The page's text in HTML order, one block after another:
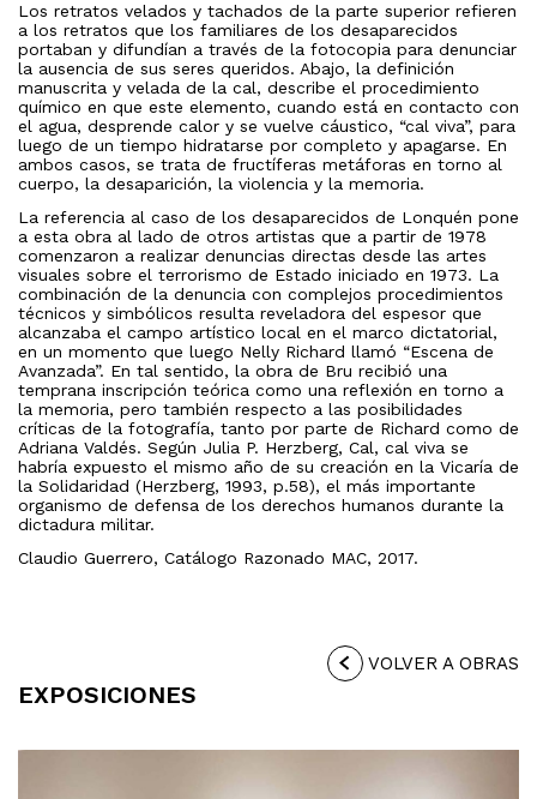
Los retratos velados y tachados de la parte superior refieren
a los retratos que los familiares de los desaparecidos
portaban y difundían a través de la fotocopia para denunciar
la ausencia de sus seres queridos. Abajo, la definición
manuscrita y velada de la cal, describe el procedimiento
químico en que este elemento, cuando está en contacto con
el agua, desprende calor y se vuelve cáustico, “cal viva”, para
luego de un tiempo hidratarse por completo y apagarse. En
ambos casos, se trata de fructíferas metáforas en torno al
cuerpo, la desaparición, la violencia y la memoria.
La referencia al caso de los desaparecidos de Lonquén pone
a esta obra al lado de otros artistas que a partir de 1978
comenzaron a realizar denuncias directas desde las artes
visuales sobre el terrorismo de Estado iniciado en 1973. La
combinación de la denuncia con complejos procedimientos
técnicos y simbólicos resulta reveladora del espesor que
alcanzaba el campo artístico local en el marco dictatorial,
en un momento que luego Nelly Richard llamó “Escena de
Avanzada”. En tal sentido, la obra de Bru recibió una
temprana inscripción teórica como una reflexión en torno a
la memoria, pero también respecto a las posibilidades
críticas de la fotografía, tanto por parte de Richard como de
Adriana Valdés. Según Julia P. Herzberg, Cal, cal viva se
habría expuesto el mismo año de su creación en la Vicaría de
la Solidaridad (Herzberg, 1993, p.58), el más importante
organismo de defensa de los derechos humanos durante la
dictadura militar.
Claudio Guerrero, Catálogo Razonado MAC, 2017.
VOLVER A OBRAS
EXPOSICIONES